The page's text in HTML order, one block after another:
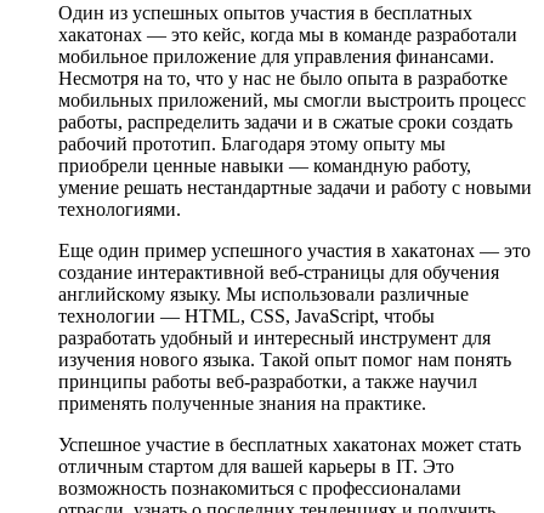
Один из успешных опытов участия в бесплатных
хакатонах — это кейс, когда мы в команде разработали
мобильное приложение для управления финансами.
Несмотря на то, что у нас не было опыта в разработке
мобильных приложений, мы смогли выстроить процесс
работы, распределить задачи и в сжатые сроки создать
рабочий прототип. Благодаря этому опыту мы
приобрели ценные навыки — командную работу,
умение решать нестандартные задачи и работу с новыми
технологиями.
Еще один пример успешного участия в хакатонах — это
создание интерактивной веб-страницы для обучения
английскому языку. Мы использовали различные
технологии — HTML, CSS, JavaScript, чтобы
разработать удобный и интересный инструмент для
изучения нового языка. Такой опыт помог нам понять
принципы работы веб-разработки, а также научил
применять полученные знания на практике.
Успешное участие в бесплатных хакатонах может стать
отличным стартом для вашей карьеры в IT. Это
возможность познакомиться с профессионалами